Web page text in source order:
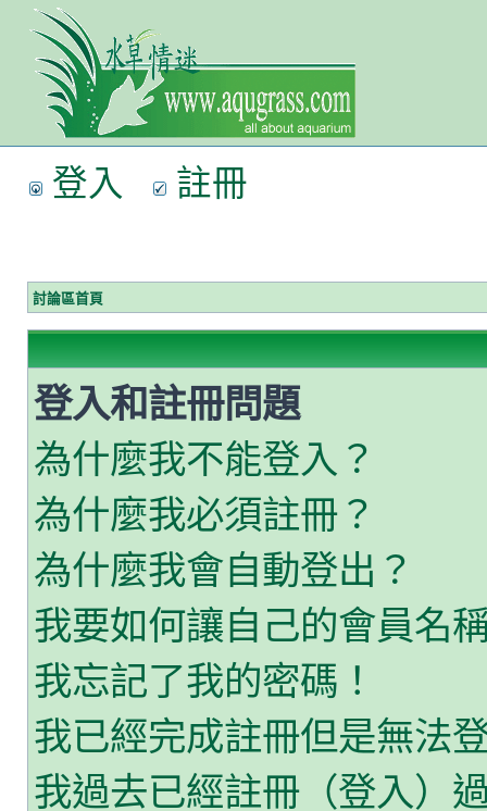
登入 註冊
討論區首頁
登入和註冊問題
為什麼我不能登入？
為什麼我必須註冊？
為什麼我會自動登出？
我要如何讓自己的會員名
我忘記了我的密碼！
我已經完成註冊但是無法
我過去已經註冊（登入）